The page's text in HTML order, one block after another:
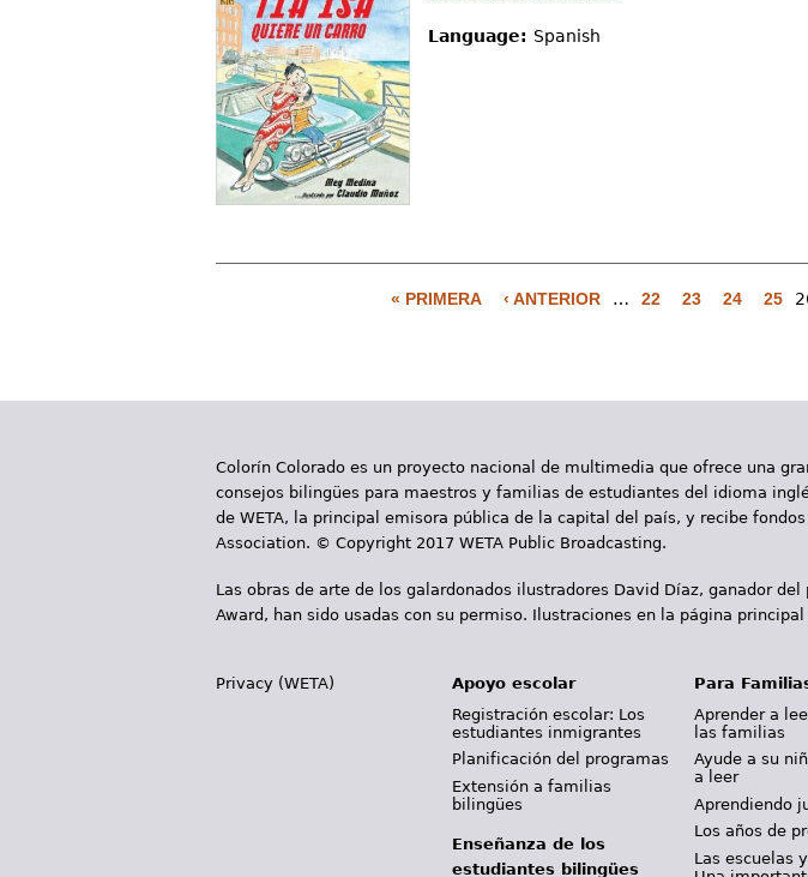
Language: Spanish
g
n
a
« PRIMERA ‹ ANTERIOR … 22 23 24 25
Colorín Colorado es un proyecto nacional de multimedia que ofrece una
consejos bilingües para maestros y familias de estudiantes del idioma
de WETA, la principal emisora pública de la capital del país, y recibe
Association. © Copyright 2017 WETA Public Broadcasting.
Las obras de arte de los galardonados ilustradores David Díaz, ganador
Award, han sido usadas con su permiso. Ilustraciones en la página
Privacy (WETA)
Apoyo escolar
Registración escolar: Los
estudiantes inmigrantes
Planificación del programas
Extensión a familias
bilingües
Enseñanza de los
estudiantes bilingües
Para
Aprender a
las familias
Ayude a su
a leer
Aprendiendo
Los años de
Las escuelas